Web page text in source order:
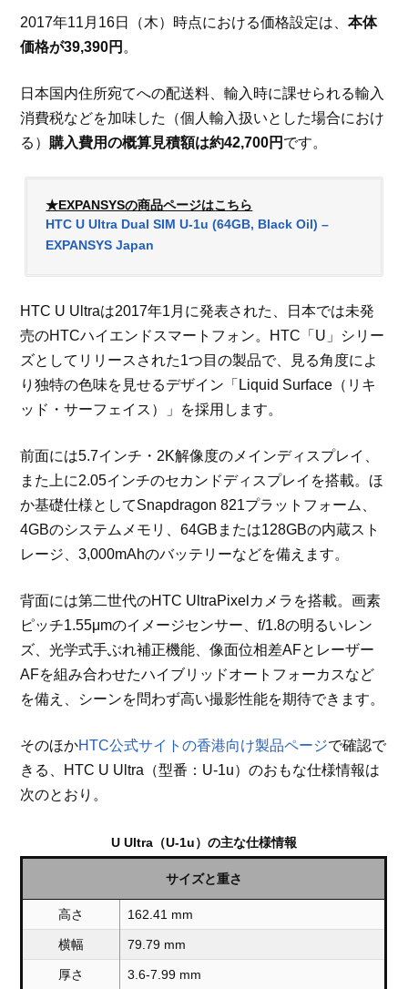
2017年11月16日（木）時点における価格設定は、本体
価格が39,390円 。
日本国内住所宛てへの配送料、輸入時に課せられる輸入
消費税などを加味した（個人輸入扱いとした場合におけ
る） 購入費用の概算見積額は約42,700円 です。
★EXPANSYSの商品ページはこちら
HTC U Ultra Dual SIM U-1u (64GB, Black Oil) –
EXPANSYS Japan
HTC U Ultraは2017年1月に発表された、日本では未発
売のHTCハイエンドスマートフォン。HTC「U」シリー
ズとしてリリースされた1つ目の製品で、見る角度によ
り独特の色味を見せるデザイン「Liquid Surface（リキ
ッド・サーフェイス）」を採用します。
前面には5.7インチ・2K解像度のメインディスプレイ、
また上に2.05インチのセカンドディスプレイを搭載。ほ
か基礎仕様としてSnapdragon 821プラットフォーム、
4GBのシステムメモリ、64GBまたは128GBの内蔵スト
レージ、3,000mAhのバッテリーなどを備えます。
背面には第二世代のHTC UltraPixelカメラを搭載。画素
ピッチ1.55μmのイメージセンサー、f/1.8の明るいレン
ズ、光学式手ぶれ補正機能、像面位相差AFとレーザー
AFを組み合わせたハイブリッドオートフォーカスなど
を備え、シーンを問わず高い撮影性能を期待できます。
そのほかHTC公式サイトの香港向け製品ページで確認で
きる、HTC U Ultra（型番：U-1u）のおもな仕様情報は
次のとおり。
U Ultra（U-1u）の主な仕様情報
サイズと重さ
高さ 162.41 mm
横幅 79.79 mm
厚さ 3.6-7.99 mm